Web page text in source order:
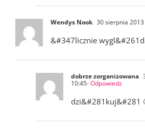
Wendys Nook 30 sierpnia
&#347licznie
dobrze zorganizowana
10:45- Odpowiedz
dzi&#281kuj&#281